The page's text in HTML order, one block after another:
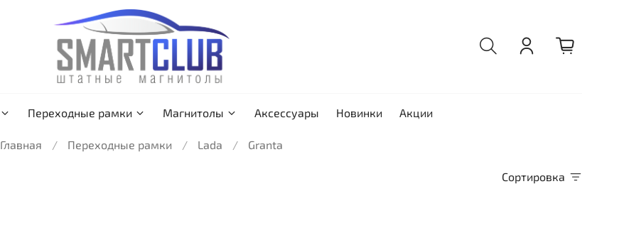
Переходные рамки Магнитолы Аксессуары Новинки Акции
Главная Переходные рамки Lada Granta
Сортировка